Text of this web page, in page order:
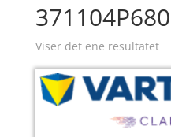
371104P680
Viser det ene resultatet